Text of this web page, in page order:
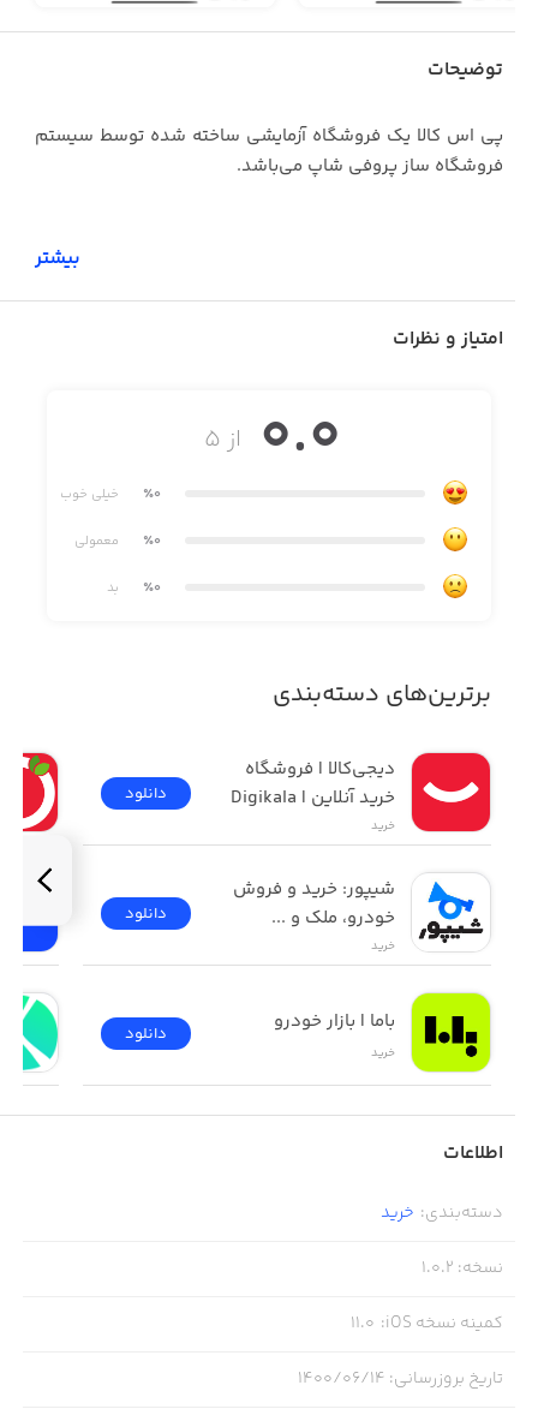
توضیحات
پی اس کالا یک فروشگاه آزمایشی ساخته شده توسط سیستم
فروشگاه ساز پروفی شاپ می‌باشد.
بیشتر
امتیاز و نظرات
از ۵ 0.0
٪0 خیلی خوب
٪0 معمولی
٪0 بد
برترین‌های دسته‌بندی
خرید آنلاین | Digikala
خرید
دانلود
خودرو، ملک و ...
خرید
دانلود
باما | بازار خودرو
خرید
دانلود
اطلاعات
دسته‌بندی: خرید
نسخه:
1.0.2
کمینه نسخه iOS :
11.0
تاریخ بروزرسانی: ۱۴۰۰/۰۶/۱۴